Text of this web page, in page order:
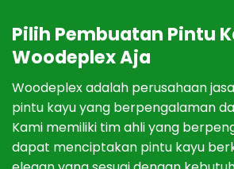
Pilih Pembuatan Pintu
Woodeplex Aja
Woodeplexadalah perusahaanjasa
pintu kayuyang berpengalaman
Kami memiliki timahliyang berp
dapat menciptakan pintu kayu b